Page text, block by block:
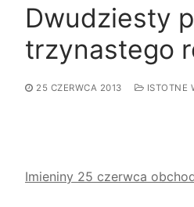
Dwudziesty
trzynastego
25 CZERWCA 2013 ISTOTNE
Imieniny 25 czerwca